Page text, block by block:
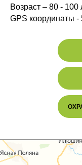
Возраст – 80 - 100
GPS координаты -